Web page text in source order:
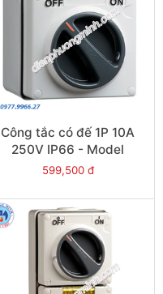
Công tắc có đế 1P 10A
250V IP66 - Model
S56SW110GY
599,500 đ